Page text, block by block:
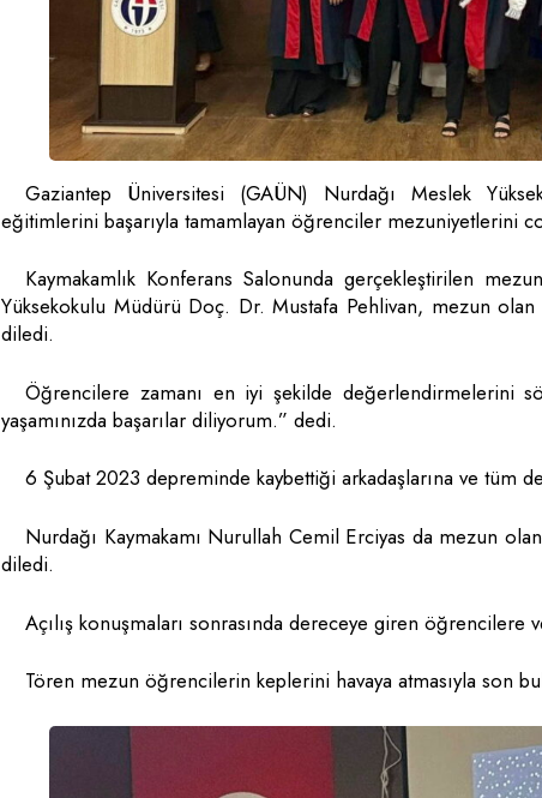
Gaziantep Üniversitesi (GAÜN) Nurdağı Meslek
eğitimlerini başarıyla tamamlayan öğrenciler mezuniyetlerini
Kaymakamlık Konferans Salonunda gerçekleştirilen
Yüksekokulu Müdürü Doç. Dr. Mustafa Pehlivan, mezun
diledi.
Öğrencilere zamanı en iyi şekilde değerlendirmelerini
yaşamınızda başarılar diliyorum.” dedi.
6 Şubat 2023 depreminde kaybettiği arkadaşlarına ve tüm
Nurdağı Kaymakamı Nurullah Cemil Erciyas da mezun
diledi.
Açılış konuşmaları sonrasında dereceye giren
Tören mezun öğrencilerin keplerini havaya atmasıyla son